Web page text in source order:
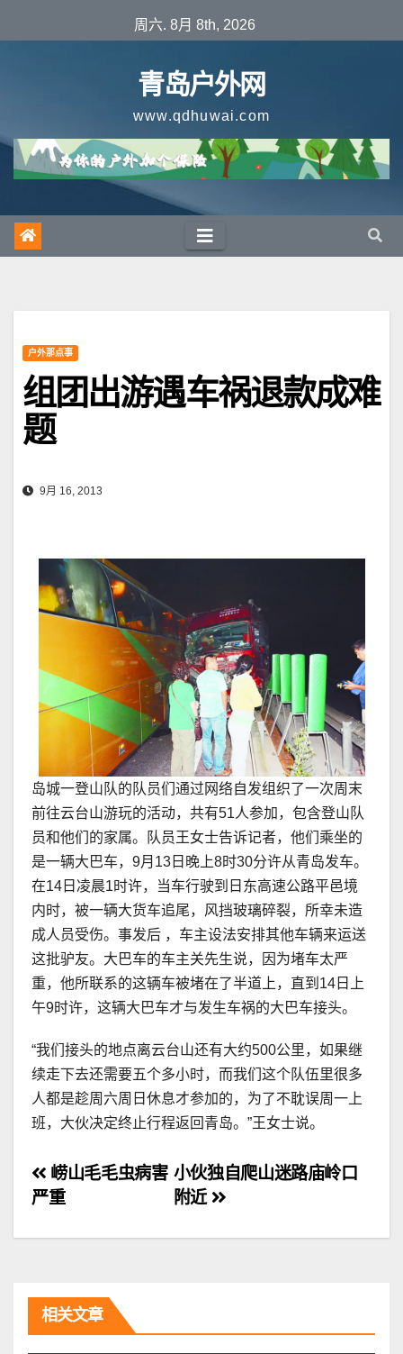
至
周六. 8月 8th, 2026
青岛户外网
www.qdhuwai.com
户外那点事
组团出游遇车祸退款成难
题
9月 16, 2013
岛城一登山队的队员们通过网络自发组织了一次周末
前往云台山游玩的活动，共有51人参加，包含登山队
员和他们的家属。队员王女士告诉记者，他们乘坐的
是一辆大巴车，9月13日晚上8时30分许从青岛发车。
在14日凌晨1时许，当车行驶到日东高速公路平邑境
内时，被一辆大货车追尾，风挡玻璃碎裂，所幸未造
成人员受伤。事发后 ，车主设法安排其他车辆来运送
这批驴友。大巴车的车主关先生说，因为堵车太严
重，他所联系的这辆车被堵在了半道上，直到14日上
午9时许，这辆大巴车才与发生车祸的大巴车接头。
“我们接头的地点离云台山还有大约500公里，如果继
续走下去还需要五个多小时，而我们这个队伍里很多
人都是趁周六周日休息才参加的，为了不耽误周一上
班，大伙决定终止行程返回青岛。”王女士说。
文
章
航
小伙独自爬山迷路庙岭口
附近
崂山毛毛虫病害
严重
相关文章